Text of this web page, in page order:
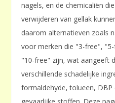
nagels, en de chemicaliën
verwijderen van gellak
daarom alternatieven zoals
voor merken die "3-free",
"10-free" zijn, wat aangeeft
verschillende schadelijke
formaldehyde, tolueen,